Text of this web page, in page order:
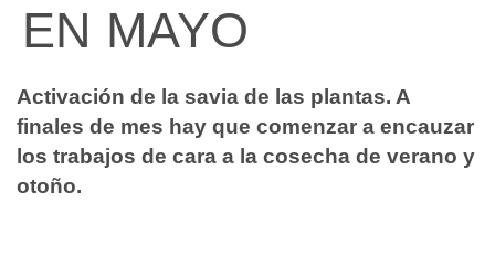
EN MAYO
Activación de la savia de las plantas. A
finales de mes hay que comenzar a encauzar
los trabajos de cara a la cosecha de verano y
otoño.